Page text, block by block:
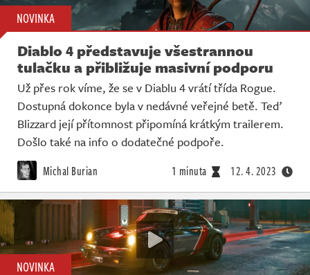
NOVINKA
Diablo 4 představuje všestrannou
tulačku a přibližuje masivní podporu
Už přes rok víme, že se v Diablu 4 vrátí třída Rogue.
Dostupná dokonce byla v nedávné veřejné betě. Teď
Blizzard její přítomnost připomíná krátkým trailerem.
Došlo také na info o dodatečné podpoře.
Michal Burian 1 minuta 12. 4. 2023
NOVINKA